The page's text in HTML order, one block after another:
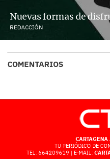
Nuevas formas de
REDACCIÓN
COMENTARIOS
TU PERIÓDICO DE
TEL: 664209619 | E-MAIL: